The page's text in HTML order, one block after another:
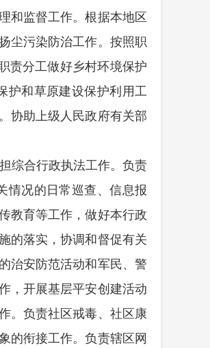
和监督工作。根据本地区
尘污染防治工作。按照职
责分工做好乡村环境保护
护和草原建设保护利用工
协助上级人民政府有关部
综合行政执法工作。负责
情况的日常巡查、信息报
教育等工作，做好本行政
的落实，协调和督促有关
治安防范活动和军民、警
，开展基层平安创建活动
。负责社区戒毒、社区康
的衔接工作。负责辖区网